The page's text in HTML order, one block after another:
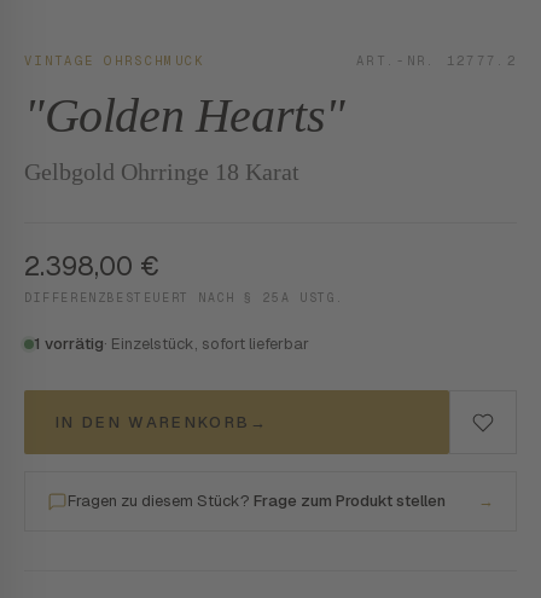
VINTAGE OHRSCHMUCK ART.-NR. 12777.2
"Golden Hearts"
Gelbgold Ohrringe 18 Karat
2.398,00 €
DIFFERENZBESTEUERT NACH § 25A USTG.
1 vorrätig· Einzelstück, sofort lieferbar
IN DEN WARENKORB →
Fragen zu diesem Stück? Frage zum Produkt stellen →